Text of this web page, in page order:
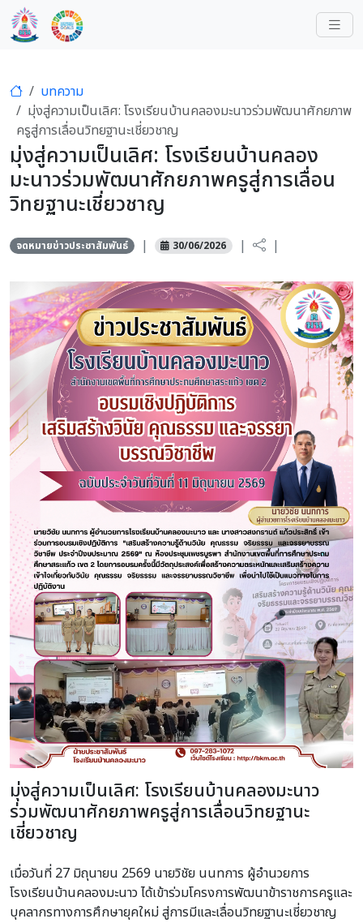
บทความ
มุ่งสู่ความเป็นเลิศ: โรงเรียนบ้านคลองมะนาวร่วมพัฒนาศักยภาพ
ครูสู่การเลื่อนวิทยฐานะเชี่ยวชาญ
มุ่งสู่ความเป็นเลิศ: โรงเรียนบ้านคลอง
มะนาวร่วมพัฒนาศักยภาพครูสู่การเลื่อน
วิทยฐานะเชี่ยวชาญ
จดหมายข่าวประชาสัมพันธ์ | 30/06/2026 | |
มุ่งสู่ความเป็นเลิศ: โรงเรียนบ้านคลองมะนาว
ร่วมพัฒนาศักยภาพครูสู่การเลื่อนวิทยฐานะ
เชี่ยวชาญ
เมื่อวันที่ 27 มิถุนายน 2569 นายวิชัย นนทการ ผู้อำนวยการ
โรงเรียนบ้านคลองมะนาว ได้เข้าร่วมโครงการพัฒนาข้าราชการครูและ
บุคลากรทางการศึกษายุคใหม่ สู่การมีและเลื่อนวิทยฐานะเชี่ยวชาญ